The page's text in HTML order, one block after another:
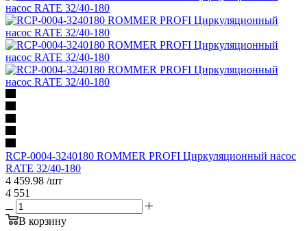
RCP-0004-3240180 ROMMER PROFI Циркуляционный насос
RATE 32/40-180
4 459.98 /шт
4 551
В корзину